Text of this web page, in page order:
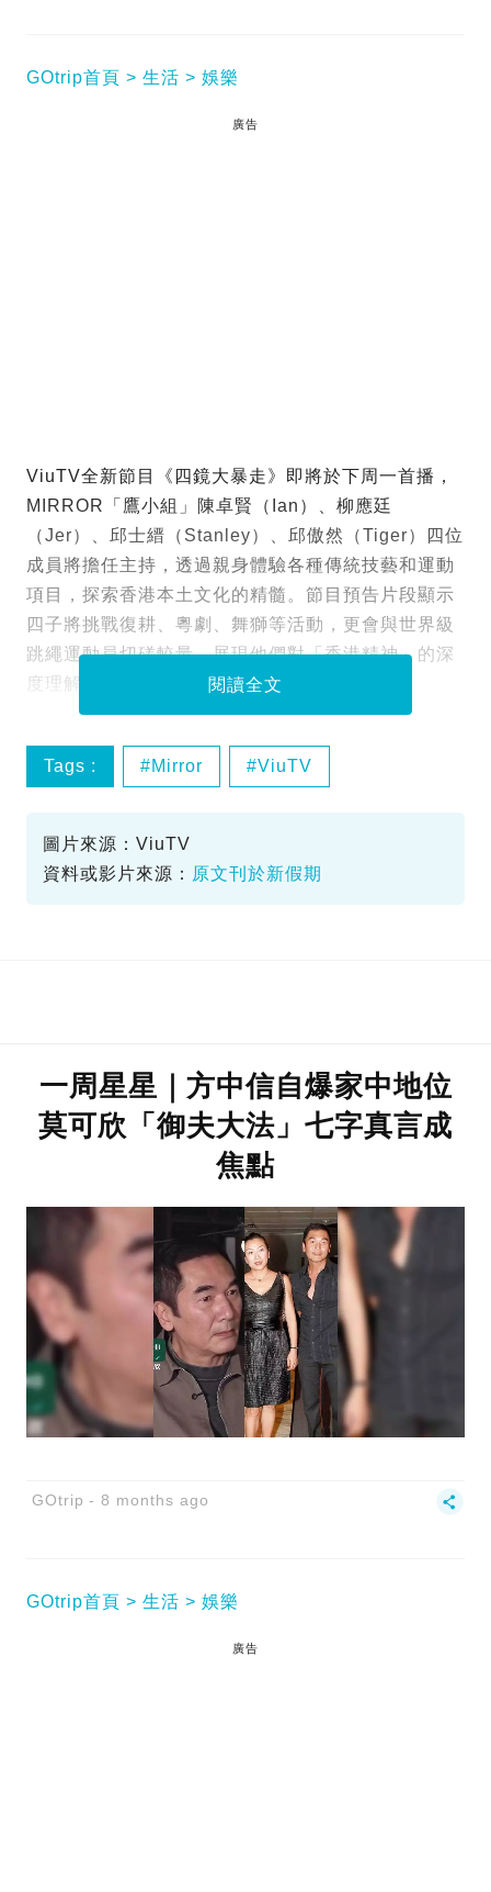
GOtrip首頁 生活 娛樂
廣告
ViuTV全新節目《四鏡大暴走》即將於下周一首播，
MIRROR「鷹小組」陳卓賢（Ian）、柳應廷
（Jer）、邱士縉（Stanley）、邱傲然（Tiger）四位
成員將擔任主持，透過親身體驗各種傳統技藝和運動
項目，探索香港本土文化的精髓。節目預告片段顯示
四子將挑戰復耕、粵劇、舞獅等活動，更會與世界級
跳繩運動員切磋較量，展現他們對「香港精神」的深
度理解和詮釋。
閱讀全文
Tags : Mirror ViuTV
圖片來源：ViuTV
資料或影片來源： 原文刊於新假期
一周星星｜方中信自爆家中地位
莫可欣「御夫大法」七字真言成
焦點
GOtrip 8 months ago
GOtrip首頁 生活 娛樂
廣告